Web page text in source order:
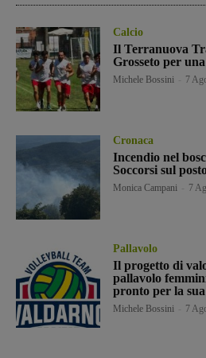
Calcio
Il Terranuova
Grosseto per
Michele Bossini 7
Cronaca
Incendio nel
Soccorsi sul
Monica Campani 7
Pallavolo
Il progetto di
pallavolo
pronto per la
Michele Bossini 7